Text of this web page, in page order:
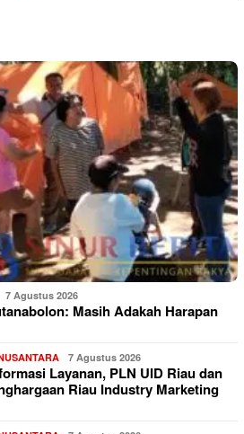
7 Agustus 2026
Masih Adakah Harapan
7 Agustus 2026
Layanan, PLN UID Riau dan
Riau Industry Marketing